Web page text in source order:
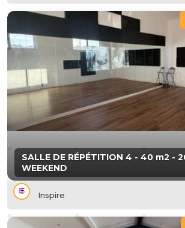
SALLE DE RÉPÉTITION 4 - 40 m2 -
WEEKEND
Inspire